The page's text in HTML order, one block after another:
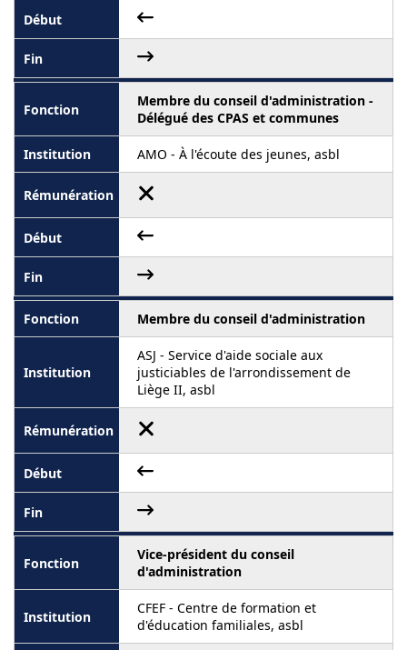
Membre du conseil d'administration -
Délégué des CPAS et communes
AMO - À l'écoute des jeunes, asbl
Membre du conseil d'administration
ASJ - Service d'aide sociale aux
justiciables de l'arrondissement de
Liège II, asbl
Vice-président du conseil
d'administration
CFEF - Centre de formation et
d'éducation familiales, asbl